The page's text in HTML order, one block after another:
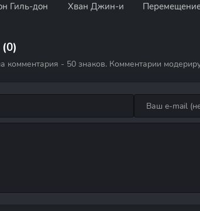
Гиль-дон Хван Джин-и
комментария - 50 знаков. Комментарии